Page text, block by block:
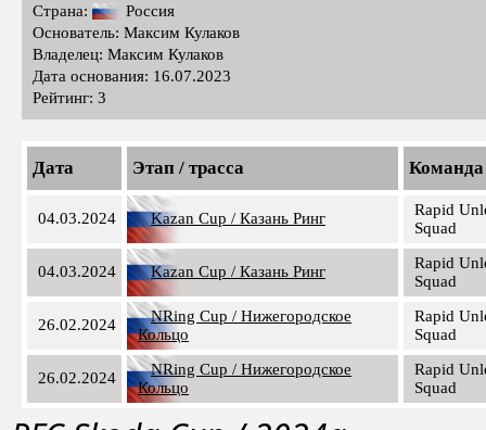
Страна:
Россия
Основатель: Максим Кулаков
Владелец: Максим Кулаков
Дата основания: 16.07.2023
Рейтинг: 3
Дата Этап / трасса Команда
04.03.2024 Kazan Cup / Казань Ринг
Rapid
Squad
04.03.2024 Kazan Cup / Казань Ринг
Rapid
Squad
26.02.2024
NRing Cup / Нижегородское
Кольцо
Rapid
Squad
26.02.2024
NRing Cup / Нижегородское
Кольцо
Rapid
Squad